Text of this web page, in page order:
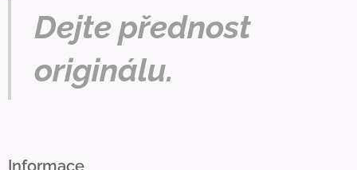
Dejte přednost
originálu.